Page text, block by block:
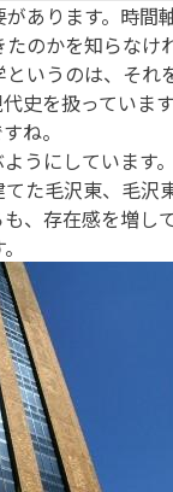
あります。時間
のかを知らな
いうのは、それ
史を扱っていま
ね。
うにしています
た毛沢東、毛
、存在感を増し